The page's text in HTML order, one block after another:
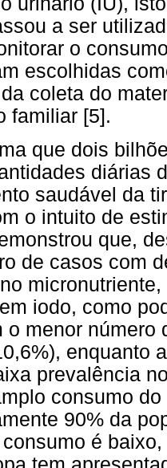
a ser
o
escolhidas
coleta do
familiar [5].
que dois
diárias
saudável da
o intuito de
que,
de casos com
iodo, como
o menor
enquanto
prevalência
consumo
90% da
é